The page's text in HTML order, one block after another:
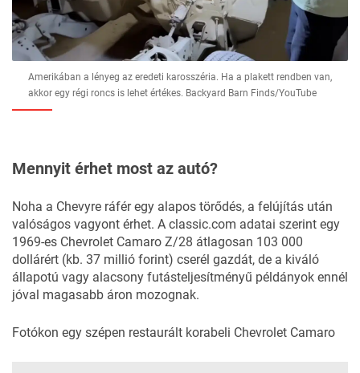
Amerikában a lényeg az eredeti karosszéria. Ha a plakett rendben van,
akkor egy régi roncs is lehet értékes. Backyard Barn Finds/YouTube
Mennyit érhet most az autó?
Noha a Chevyre ráfér egy alapos törődés, a felújítás után
valóságos vagyont érhet. A classic.com adatai szerint egy
1969-es Chevrolet Camaro Z/28 átlagosan 103 000
dollárért (kb. 37 millió forint) cserél gazdát, de a kiváló
állapotú vagy alacsony futásteljesítményű példányok ennél
jóval magasabb áron mozognak.
Fotókon egy szépen restaurált korabeli Chevrolet Camaro